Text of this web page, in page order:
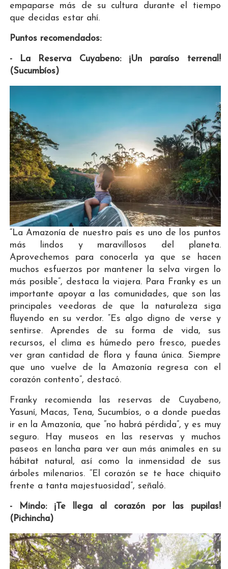
empaparse más de su cultura durante el tiempo
que decidas estar ahí.
Puntos recomendados:
- La Reserva Cuyabeno: ¡Un paraíso terrenal!
(Sucumbíos)
“La Amazonía de nuestro país es uno de los puntos
más lindos y maravillosos del planeta.
Aprovechemos para conocerla ya que se hacen
muchos esfuerzos por mantener la selva virgen lo
más posible”, destaca la viajera. Para Franky es un
importante apoyar a las comunidades, que son las
principales veedoras de que la naturaleza siga
fluyendo en su verdor. “Es algo digno de verse y
sentirse. Aprendes de su forma de vida, sus
recursos, el clima es húmedo pero fresco, puedes
ver gran cantidad de flora y fauna única. Siempre
que uno vuelve de la Amazonía regresa con el
corazón contento”, destacó.
Franky recomienda las reservas de Cuyabeno,
Yasuní, Macas, Tena, Sucumbíos, o a donde puedas
ir en la Amazonía, que “no habrá pérdida”, y es muy
seguro. Hay museos en las reservas y muchos
paseos en lancha para ver aun más animales en su
hábitat natural, así como la inmensidad de sus
árboles milenarios. “El corazón se te hace chiquito
frente a tanta majestuosidad”, señaló.
- Mindo: ¡Te llega al corazón por las pupilas!
(Pichincha)